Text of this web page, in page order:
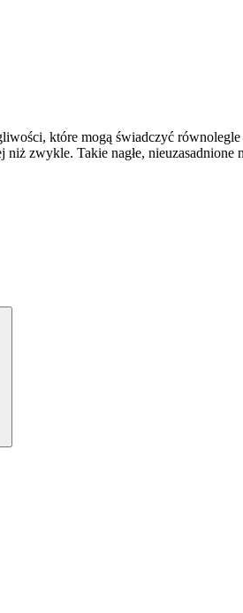
które mogą świadczyć
zwykle. Takie nagłe,